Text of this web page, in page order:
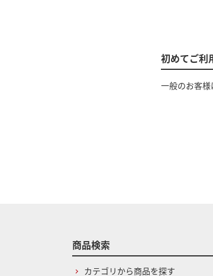
初めてご利
一般のお客様
商品検索
カテゴリから商品を探す